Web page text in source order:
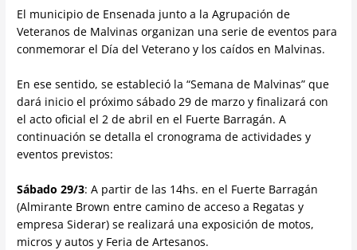
El municipio de Ensenada junto a la Agrupación de
Veteranos de Malvinas organizan una serie de eventos para
conmemorar el Día del Veterano y los caídos en Malvinas.
En ese sentido, se estableció la “Semana de Malvinas” que
dará inicio el próximo sábado 29 de marzo y finalizará con
el acto oficial el 2 de abril en el Fuerte Barragán. A
continuación se detalla el cronograma de actividades y
eventos previstos:
Sábado 29/3: A partir de las 14hs. en el Fuerte Barragán
(Almirante Brown entre camino de acceso a Regatas y
empresa Siderar) se realizará una exposición de motos,
micros y autos y Feria de Artesanos.